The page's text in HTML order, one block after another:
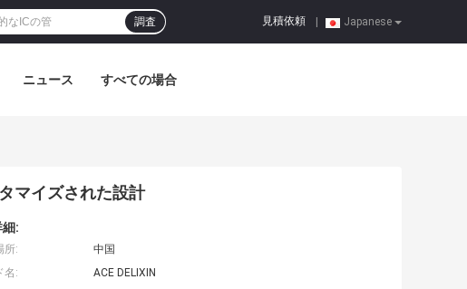
Japanese
見積依頼
調査
ニュース すべての場合
マイズされた設計
:
所:
中国
名:
ACE DELIXIN